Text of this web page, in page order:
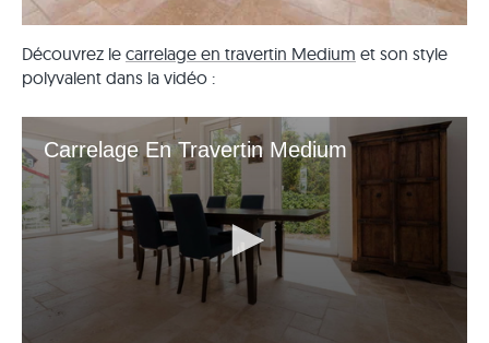
Découvrez le carrelage en travertin Medium et son style
polyvalent dans la vidéo :
Carrelage En Travertin Medium